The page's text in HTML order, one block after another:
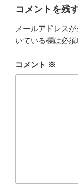
コメントを残
メールアドレス
いている欄は必
コメント ※